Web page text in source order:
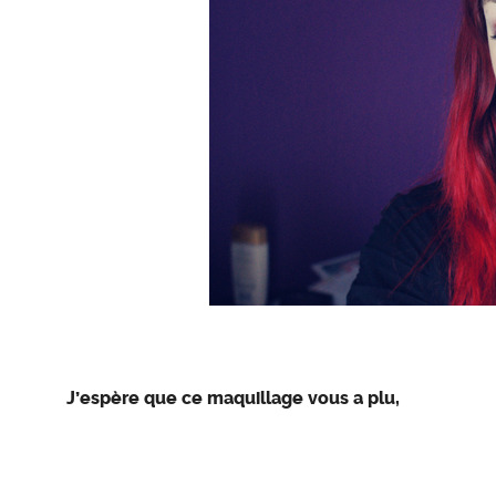
J’espère que ce maquillage vous a plu,